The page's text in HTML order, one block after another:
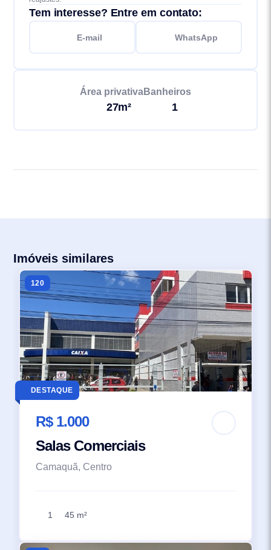
Tem interesse? Entre em contato:
E-mail WhatsApp
Área privativa
27m²
Banheiros
1
Imóveis similares
120
DESTAQUE
R$ 1.000
Salas Comerciais
Camaquã, Centro
1 45 m²